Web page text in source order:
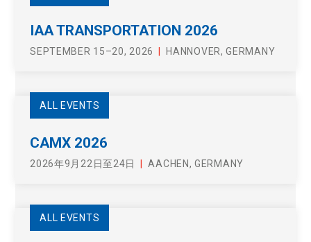
IAA TRANSPORTATION 2026
SEPTEMBER 15–20, 2026 HANNOVER, GERMANY
ALL EVENTS
CAMX 2026
2026年9月22日至24日 AACHEN, GERMANY
ALL EVENTS